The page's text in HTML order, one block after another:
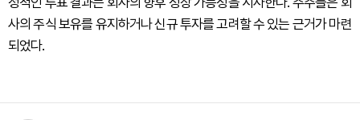
사의 주식 보유를 유지하거나 신규 투자를 고려할 수 있는 근거가 마련
되었다.